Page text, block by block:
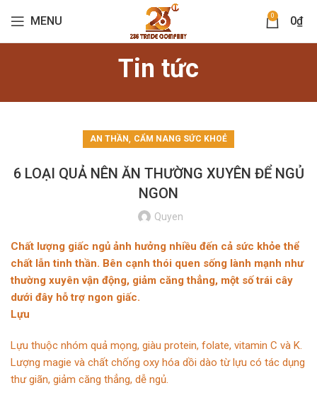
MENU 0 0₫
Tin tức
AN THẦN, CẨM NANG SỨC KHOẺ
6 LOẠI QUẢ NÊN ĂN THƯỜNG XUYÊN ĐỂ NGỦ
NGON
Quyen
Chất lượng giấc ngủ ảnh hưởng nhiều đến cả sức khỏe thể
chất lẫn tinh thần. Bên cạnh thói quen sống lành mạnh như
thường xuyên vận động, giảm căng thẳng, một số trái cây
dưới đây hỗ trợ ngon giấc.
Lựu
Lựu thuộc nhóm quả mọng, giàu protein, folate, vitamin C và K.
Lượng magie và chất chống oxy hóa dồi dào từ lựu có tác dụng
thư giãn, giảm căng thẳng, dễ ngủ.